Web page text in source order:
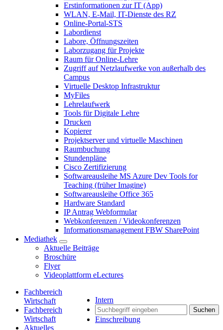
Erstinformationen zur IT (App)
WLAN, E-Mail, IT-Dienste des RZ
Online-Portal-STS
Labordienst
Labore, Öffnungszeiten
Laborzugang für Projekte
Raum für Online-Lehre
Zugriff auf Netzlaufwerke von außerhalb des
Campus
Virtuelle Desktop Infrastruktur
MyFiles
Lehrelaufwerk
Tools für Digitale Lehre
Drucken
Kopierer
Projektserver und virtuelle Maschinen
Raumbuchung
Stundenpläne
Cisco Zertifizierung
Softwareausleihe MS Azure Dev Tools for
Teaching (früher Imagine)
Softwareausleihe Office 365
Hardware Standard
IP Antrag Webformular
Webkonferenzen / Videokonferenzen
Informationsmanagement FBW SharePoint
Mediathek
Aktuelle Beiträge
Broschüre
Flyer
Videoplattform eLectures
Intern
Suchen
Einschreibung
Fachbereich
Wirtschaft
Fachbereich
Wirtschaft
Aktuelles